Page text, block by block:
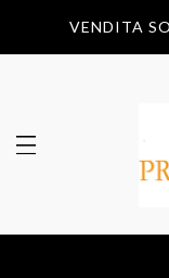
VENDITA